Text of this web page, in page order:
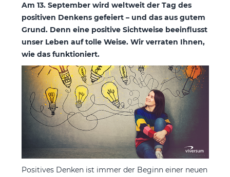
Am 13. September wird weltweit der Tag des
positiven Denkens gefeiert – und das aus gutem
Grund. Denn eine positive Sichtweise beeinflusst
unser Leben auf tolle Weise. Wir verraten Ihnen,
wie das funktioniert.
Positives Denken ist immer der Beginn einer neuen